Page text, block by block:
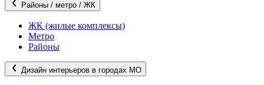
Районы / метро / ЖК
ЖК (жилые комплексы)
Метро
Районы
Дизайн интерьеров в городах МО